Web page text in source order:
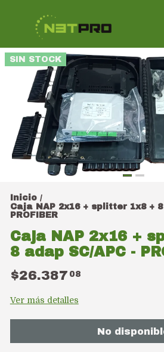
SIN STOCK
Inicio /
Caja NAP 2x16 + splitter 1x8 + 8
PROFIBER
Caja NAP 2x16 +
8 adap SC/APC -
$26.387 08
Ver más detalles
No